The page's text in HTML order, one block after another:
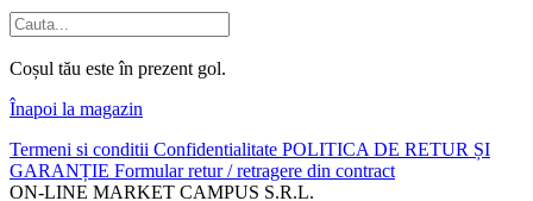
Coșul tău este în prezent gol.
Înapoi la magazin
Termeni si conditii Confidentialitate POLITICA DE RETUR ȘI
GARANȚIE Formular retur / retragere din contract
ON-LINE MARKET CAMPUS S.R.L.